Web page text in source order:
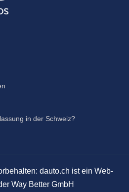
in der Schweiz?
dauto.ch ist ein Web-
Way Better GmbH